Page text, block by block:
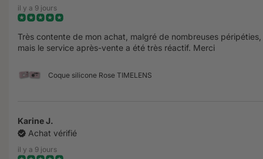
il y a 9 jours
Très contente de mon achat, malgré de nombreuses péripéties,
mais le service après-vente a été très réactif. Merci
Coque silicone Rose TIMELENS
Karine J.
Achat vérifié
il y a 9 jours